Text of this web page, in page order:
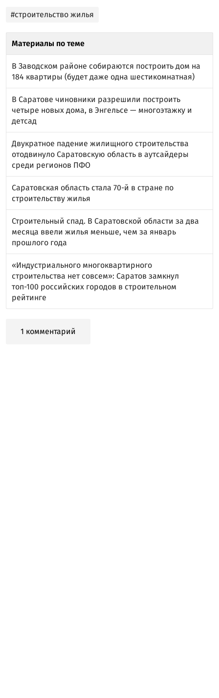
#строительство жилья
Материалы по теме
В Заводском районе собираются построить дом на
184 квартиры (будет даже одна шестикомнатная)
В Саратове чиновники разрешили построить
четыре новых дома, в Энгельсе — многоэтажку и
детсад
Двукратное падение жилищного строительства
отодвинуло Саратовскую область в аутсайдеры
среди регионов ПФО
Саратовская область стала 70-й в стране по
строительству жилья
Строительный спад. В Саратовской области за два
месяца ввели жилья меньше, чем за январь
прошлого года
«Индустриального многоквартирного
строительства нет совсем»: Саратов замкнул
топ-100 российских городов в строительном
рейтинге
1 комментарий